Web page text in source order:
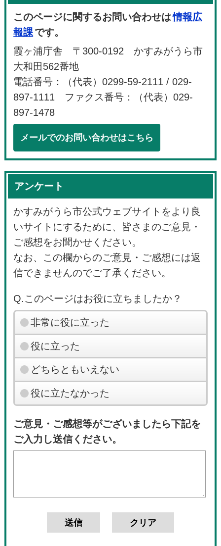
このページに関するお問い合わせは情報広
報課です。
霞ヶ浦庁舎 〒300-0192 かすみがうら市
大和田562番地
電話番号：（代表）0299-59-2111 / 029-
897-1111 ファクス番号：（代表）029-
897-1478
メールでのお問い合わせはこちら
アンケート
かすみがうら市公式ウェブサイトをより良
いサイトにするために、皆さまのご意見・
ご感想をお聞かせください。
なお、この欄からのご意見・ご感想には返
信できませんのでご了承ください。
Q.このページはお役に立ちましたか？
非常に役に立った
役に立った
どちらともいえない
役に立たなかった
ご意見・ご感想等がございましたら下記を
ご入力し送信ください。